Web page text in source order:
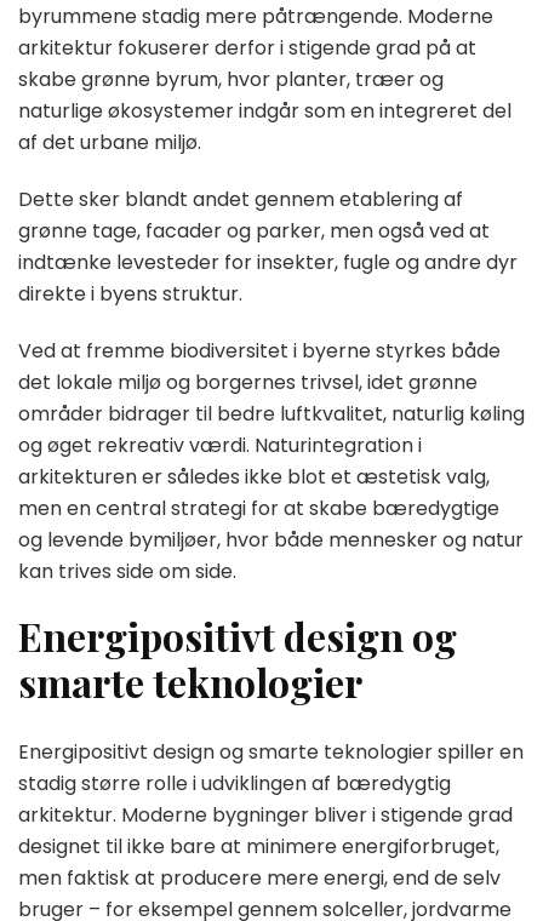
byrummene stadig mere påtrængende. Moderne
arkitektur fokuserer derfor i stigende grad på at
skabe grønne byrum, hvor planter, træer og
naturlige økosystemer indgår som en integreret del
af det urbane miljø.
Dette sker blandt andet gennem etablering af
grønne tage, facader og parker, men også ved at
indtænke levesteder for insekter, fugle og andre dyr
direkte i byens struktur.
Ved at fremme biodiversitet i byerne styrkes både
det lokale miljø og borgernes trivsel, idet grønne
områder bidrager til bedre luftkvalitet, naturlig køling
og øget rekreativ værdi. Naturintegration i
arkitekturen er således ikke blot et æstetisk valg,
men en central strategi for at skabe bæredygtige
og levende bymiljøer, hvor både mennesker og natur
kan trives side om side.
Energipositivt design og
smarte teknologier
Energipositivt design og smarte teknologier spiller en
stadig større rolle i udviklingen af bæredygtig
arkitektur. Moderne bygninger bliver i stigende grad
designet til ikke bare at minimere energiforbruget,
men faktisk at producere mere energi, end de selv
bruger – for eksempel gennem solceller, jordvarme